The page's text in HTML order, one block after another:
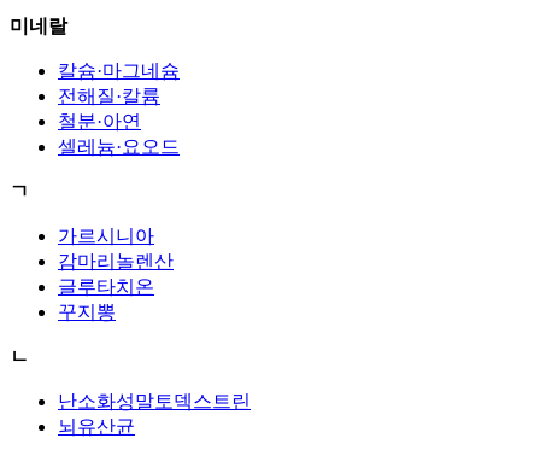
미네랄
칼슘·마그네슘
전해질·칼륨
철분·아연
셀레늄·요오드
ㄱ
가르시니아
감마리놀렌산
글루타치온
꾸지뽕
ㄴ
난소화성말토덱스트린
뇌유산균